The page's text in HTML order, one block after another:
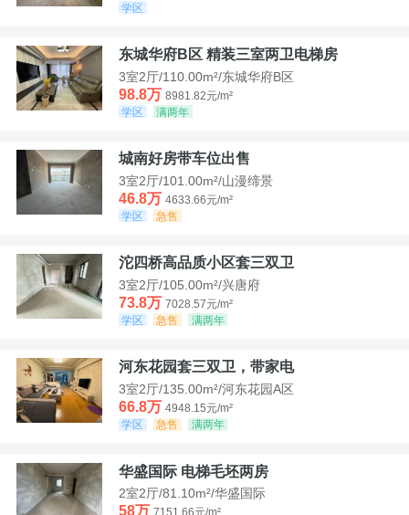
学区
东城华府B区 精装三室两卫电梯房
3室2厅/110.00m²/东城华府B区
98.8万 8981.82元/m²
学区
满两年
城南好房带车位出售
3室2厅/101.00m²/山漫缔景
46.8万 4633.66元/m²
学区
急售
沱四桥高品质小区套三双卫
3室2厅/105.00m²/兴唐府
73.8万 7028.57元/m²
学区
急售 满两年
河东花园套三双卫，带家电
3室2厅/135.00m²/河东花园A区
66.8万 4948.15元/m²
学区
急售 满两年
华盛国际 电梯毛坯两房
2室2厅/81.10m²/华盛国际
58万 7151.66元/m²